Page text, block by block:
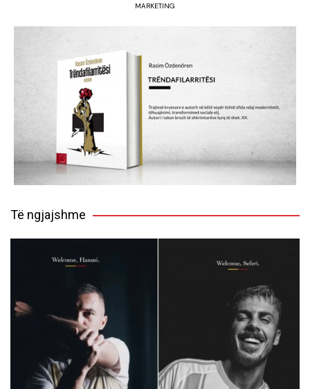
MARKETING
Të ngjajshme